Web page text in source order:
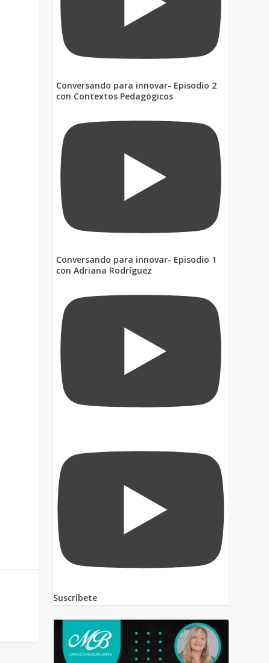
Conversando para innovar- Episodio 2
con Contextos Pedagógicos
Conversando para innovar- Episodio 1
con Adriana Rodríguez
Suscríbete